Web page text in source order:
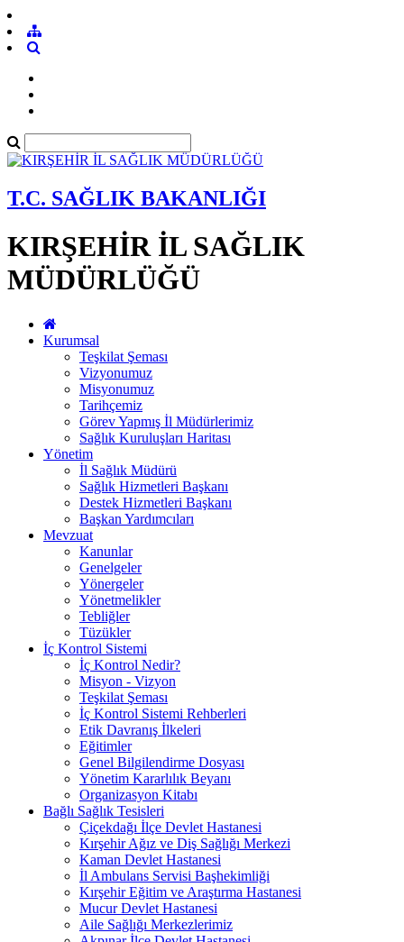
T.C. SAĞLIK BAKANLIĞI
KIRŞEHİR İL SAĞLIK
MÜDÜRLÜĞÜ
Kurumsal
Teşkilat Şeması
Vizyonumuz
Misyonumuz
Tarihçemiz
Görev Yapmış İl Müdürlerimiz
Sağlık Kuruluşları Haritası
Yönetim
İl Sağlık Müdürü
Sağlık Hizmetleri Başkanı
Destek Hizmetleri Başkanı
Başkan Yardımcıları
Mevzuat
Kanunlar
Genelgeler
Yönergeler
Yönetmelikler
Tebliğler
Tüzükler
İç Kontrol Sistemi
İç Kontrol Nedir?
Misyon - Vizyon
Teşkilat Şeması
İç Kontrol Sistemi Rehberleri
Etik Davranış İlkeleri
Eğitimler
Genel Bilgilendirme Dosyası
Yönetim Kararlılık Beyanı
Organizasyon Kitabı
Bağlı Sağlık Tesisleri
Çiçekdağı İlçe Devlet Hastanesi
Kırşehir Ağız ve Diş Sağlığı Merkezi
Kaman Devlet Hastanesi
İl Ambulans Servisi Başhekimliği
Kırşehir Eğitim ve Araştırma Hastanesi
Mucur Devlet Hastanesi
Aile Sağlığı Merkezlerimiz